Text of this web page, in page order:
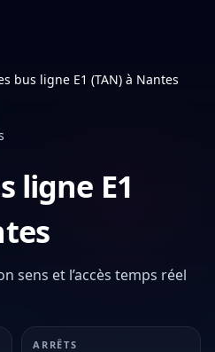
bus ligne E1 (TAN) à Nantes
ligne E1
sens et l’accès temps réel
ARRÊTS